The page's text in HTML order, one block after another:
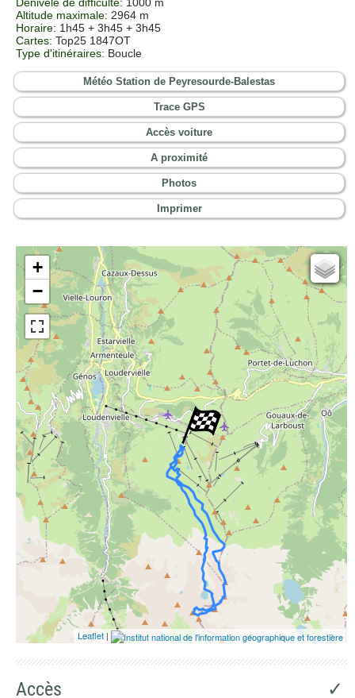
Altitude maximale: 2964 m
Horaire: 1h45 + 3h45 + 3h45
Cartes: Top25 1847OT
Type d'itinéraires: Boucle
Météo Station de Peyresourde-Balestas
Trace GPS
Accès voiture
A proximité
Photos
Imprimer
+
−
Cartes IGN
Open Topo Map
Open Street Map
ESRI Word Imagery
Photographies aériennes
Leaflet |
Accès ✓